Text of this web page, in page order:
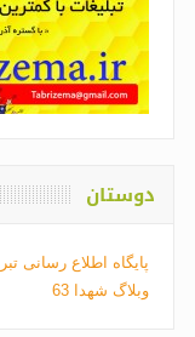
دوستان
پایگاه اطلاع رسانی
وبلاگ شهدا 63